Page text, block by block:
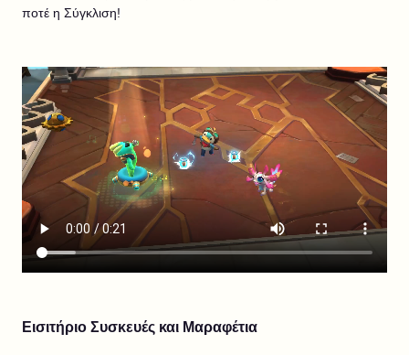
ποτέ η Σύγκλιση!
Εισιτήριο Συσκευές και Μαραφέτια